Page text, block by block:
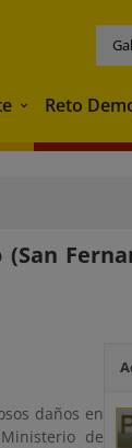
Medio
Reto
daños en
de